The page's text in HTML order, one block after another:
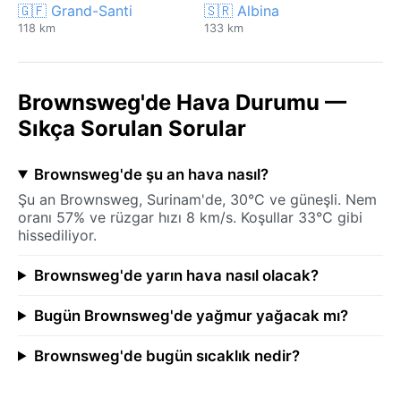
🇬🇫 Grand-Santi
118 km
🇸🇷 Albina
133 km
Brownsweg'de Hava Durumu —
Sıkça Sorulan Sorular
Brownsweg'de şu an hava nasıl?
Şu an Brownsweg, Surinam'de, 30°C ve güneşli. Nem
oranı 57% ve rüzgar hızı 8 km/s. Koşullar 33°C gibi
hissediliyor.
Brownsweg'de yarın hava nasıl olacak?
Bugün Brownsweg'de yağmur yağacak mı?
Brownsweg'de bugün sıcaklık nedir?